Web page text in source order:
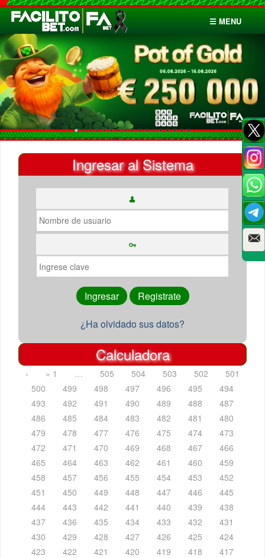
☰ MENU
Inicio
Apuestas
Cuentas
Ingresar al Sistema
¿Ha olvidado sus datos?
Calculadora
‹ « 1 … 505 504 503 502
501
500
499 498 497 496 495
494
493
492 491 490 489 488
487
486
485 484 483 482 481
480
479
478 477 476 475 474
473
472
471 470 469 468 467
466
465
464 463 462 461 460
459
458
457 456 455 454 453
452
451
450 449 448 447 446
445
444
443 442 441 440 439
438
437
436 435 434 433 432
431
430
429 428 427 426 425
424
423
422 421 420 419 418
417